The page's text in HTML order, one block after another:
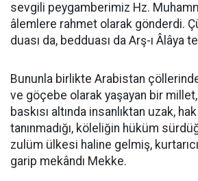
sevgili peygamberimiz Hz.
âlemlere rahmet olarak gönderdi.
duası da, bedduası da Arş-ı Âlâya
Bununla birlikte Arabistan
ve göçebe olarak yaşayan bir
baskısı altında insanlıktan uzak,
tanınmadığı, köleliğin hüküm
zulüm ülkesi haline gelmiş,
garip mekândı Mekke.